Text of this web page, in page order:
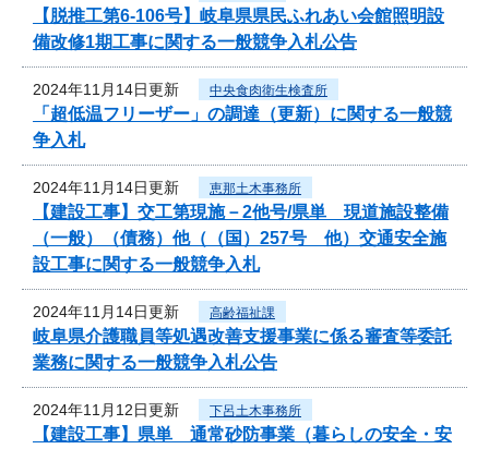
【脱推工第6-106号】岐阜県県民ふれあい会館照明設
備改修1期工事に関する一般競争入札公告
2024年11月14日更新 中央食肉衛生検査所
「超低温フリーザー」の調達（更新）に関する一般競
争入札
2024年11月14日更新 恵那土木事務所
【建設工事】交工第現施－2他号/県単 現道施設整備
（一般）（債務）他（（国）257号 他）交通安全施
設工事に関する一般競争入札
2024年11月14日更新 高齢福祉課
岐阜県介護職員等処遇改善支援事業に係る審査等委託
業務に関する一般競争入札公告
2024年11月12日更新 下呂土木事務所
【建設工事】県単 通常砂防事業（暮らしの安全・安